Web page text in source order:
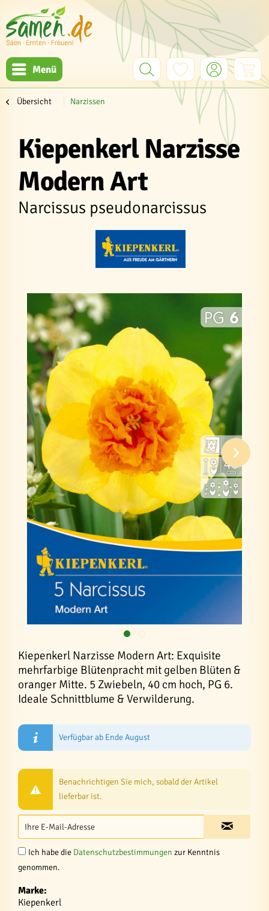
Menü
Übersicht Narzissen
Kiepenkerl Narzisse
Modern Art
Narcissus pseudonarcissus
Kiepenkerl Narzisse Modern Art: Exquisite
mehrfarbige Blütenpracht mit gelben Blüten &
oranger Mitte. 5 Zwiebeln, 40 cm hoch, PG 6.
Ideale Schnittblume & Verwilderung.
Verfügbar ab Ende August
Benachrichtigen Sie mich, sobald der Artikel
lieferbar ist.
Ich habe die Datenschutzbestimmungen zur Kenntnis
genommen.
Marke:
Kiepenkerl